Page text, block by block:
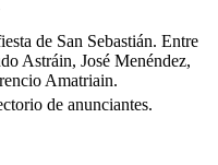
de San Sebastián. Entre
Astráin, José Menéndez,
Amatriain.
de anunciantes.